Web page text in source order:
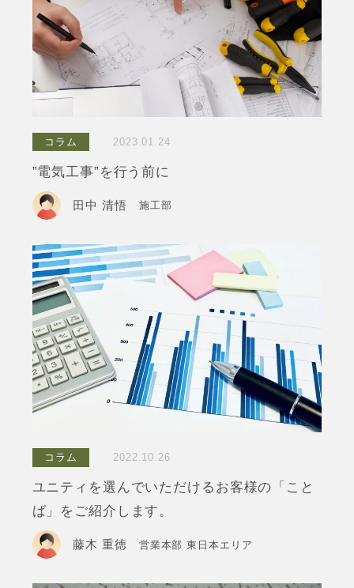
コラム 2023.01.24
”電気工事”を行う前に
田中 清悟 施工部
コラム 2022.10.26
ユニティを選んでいただけるお客様の「こと
ば」をご紹介します。
藤木 重徳 営業本部 東日本エリア